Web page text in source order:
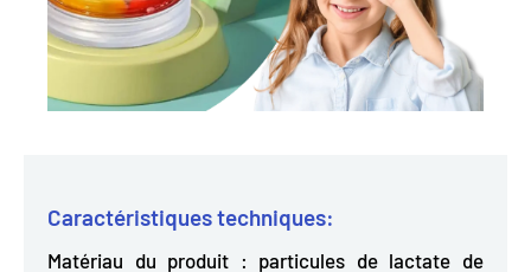
Caractéristiques techniques:
Matériau du produit : particules de lactate de